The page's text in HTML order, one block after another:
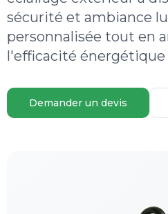
sécurité et ambiance
personnalisée tout en
l'efficacité énergétique
Demander un devis